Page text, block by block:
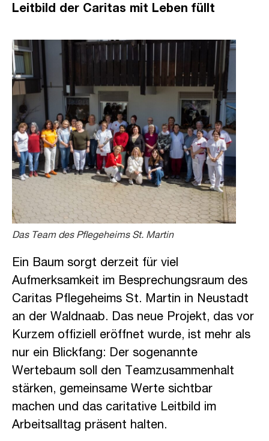
Leitbild der Caritas mit Leben füllt
Das Team des Pflegeheims St. Martin
Ein Baum sorgt derzeit für viel
Aufmerksamkeit im Besprechungsraum des
Caritas Pflegeheims St. Martin in Neustadt
an der Waldnaab. Das neue Projekt, das vor
Kurzem offiziell eröffnet wurde, ist mehr als
nur ein Blickfang: Der sogenannte
Wertebaum soll den Teamzusammenhalt
stärken, gemeinsame Werte sichtbar
machen und das caritative Leitbild im
Arbeitsalltag präsent halten.